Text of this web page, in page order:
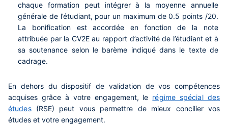
chaque formation peut intégrer à la moyenne annuelle
générale de l’étudiant, pour un maximum de 0.5 points /20.
La bonification est accordée en fonction de la note
attribuée par la CV2E au rapport d’activité de l’étudiant et à
sa soutenance selon le barème indiqué dans le texte de
cadrage.
En dehors du dispositif de validation de vos compétences
acquises grâce à votre engagement, le régime spécial des
études(RSE) peut vous permettre de mieux concilier vos
études et votre engagement.